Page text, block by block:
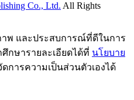
Co., Ltd. All Rights
พ และประสบการณ์ที่ดีในการ
กษารายละเอียดได้ที่ นโยบาย
การความเป็นส่วนตัวเองได้